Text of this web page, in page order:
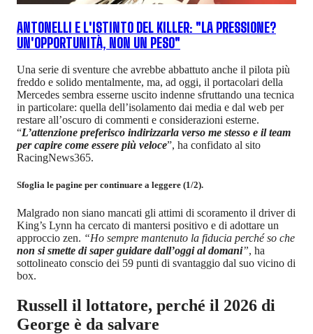
ANTONELLI E L'ISTINTO DEL KILLER: "LA PRESSIONE?
UN'OPPORTUNITÀ, NON UN PESO"
Una serie di sventure che avrebbe abbattuto anche il pilota più
freddo e solido mentalmente, ma, ad oggi, il portacolari della
Mercedes sembra esserne uscito indenne sfruttando una tecnica
in particolare: quella dell’isolamento dai media e dal web per
restare all’oscuro di commenti e considerazioni esterne.
“L’attenzione preferisco indirizzarla verso me stesso e il team
per capire come essere più veloce”, ha confidato al sito
RacingNews365.
Sfoglia le pagine per continuare a leggere (1/2).
Malgrado non siano mancati gli attimi di scoramento il driver di
King’s Lynn ha cercato di mantersi positivo e di adottare un
approccio zen. “Ho sempre mantenuto la fiducia perché so che
non si smette di saper guidare dall’oggi al domani”, ha
sottolineato conscio dei 59 punti di svantaggio dal suo vicino di
box.
Russell il lottatore, perché il 2026 di
George è da salvare